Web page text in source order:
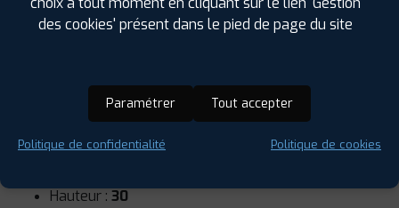
Runflat :Non
Hauteur : 30
des cookies' présent dans le pied de page du site
Paramétrer Tout accepter
Politique de confidentialité Politique de cookies